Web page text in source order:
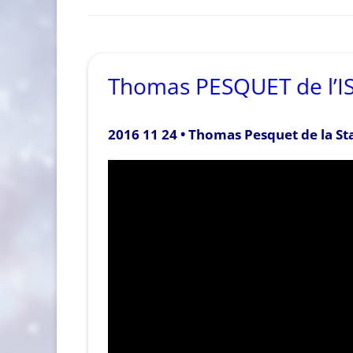
Thomas PESQUET de
2016 11 24 • Thomas Pesquet de la